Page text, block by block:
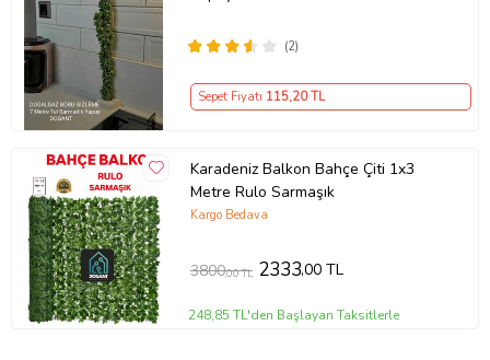
(2)
Sepet Fiyatı 115,20 TL
Karadeniz Balkon Bahçe Çiti 1x3
Metre Rulo Sarmaşık
Kargo Bedava
3800,00 TL 2333,00 TL
248,85 TL'den Başlayan Taksitlerle